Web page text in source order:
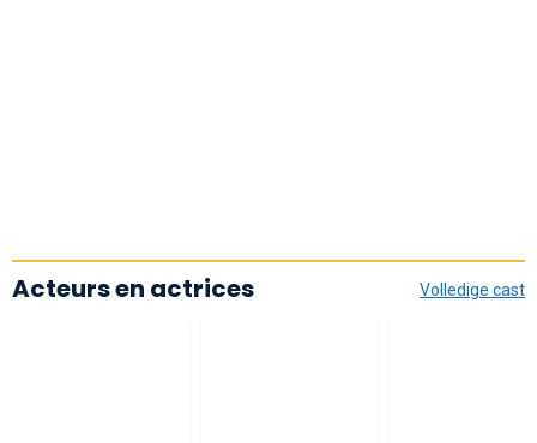
Volledige cast
Acteurs en actrices